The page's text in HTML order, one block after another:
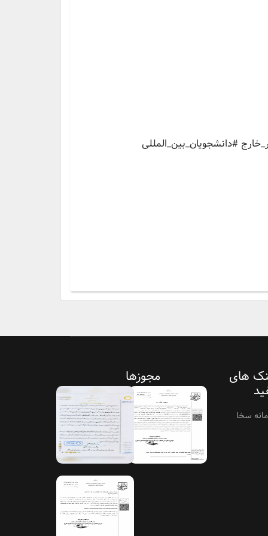
#دانشجویان_بین_المللی
های
سخا
مجوزها